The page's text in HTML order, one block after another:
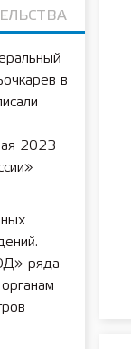
в
2023
ряда